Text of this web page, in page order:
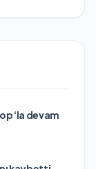
‘la devam